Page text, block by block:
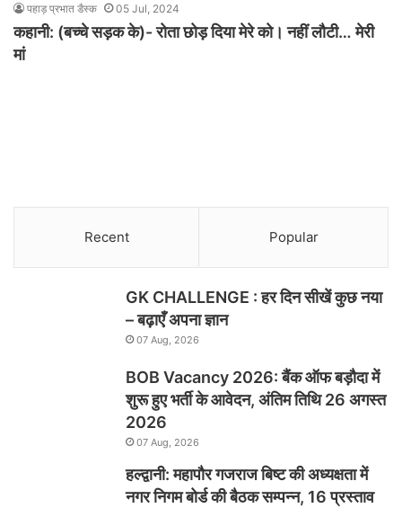
पहाड़ प्रभात डैस्क 05 Jul, 2024
कहानी: (बच्चे सड़क के)- रोता छोड़ दिया मेरे को। नहीं लौटी… मेरी
मां
Recent Popular
GK CHALLENGE : हर दिन सीखें कुछ नया
– बढ़ाएँ अपना ज्ञान
07 Aug, 2026
BOB Vacancy 2026: बैंक ऑफ बड़ौदा में
शुरू हुए भर्ती के आवेदन, अंतिम तिथि 26 अगस्त
2026
07 Aug, 2026
हल्द्वानी: महापौर गजराज बिष्ट की अध्यक्षता में
नगर निगम बोर्ड की बैठक सम्पन्न, 16 प्रस्ताव